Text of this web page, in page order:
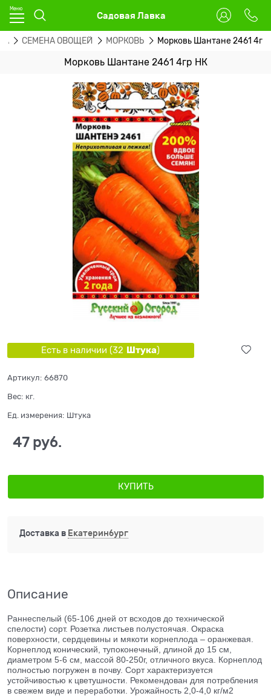
Садовая Лавка
СЕМЕНА ОВОЩЕЙ МОРКОВЬ Морковь Шантане 2461 4гр
Морковь Шантане 2461 4гр НК
Есть в наличии (32 Штука)
Артикул: 66870
Вес: кг.
Ед. измерения: Штука
47 руб.
КУПИТЬ
Доставка в Екатеринбург
Описание
Раннеспелый (65-106 дней от всходов до технической
спелости) сорт. Розетка листьев полустоячая. Окраска
поверхности, сердцевины и мякоти корнеплода – оранжевая.
Корнеплод конический, тупоконечный, длиной до 15 см,
диаметром 5-6 см, массой 80-250г, отличного вкуса. Корнеплод
полностью погружен в почву. Сорт характеризуется
устойчивостью к цветушности. Рекомендован для потребления
в свежем виде и переработки. Урожайность 2,0-4,0 кг/м2